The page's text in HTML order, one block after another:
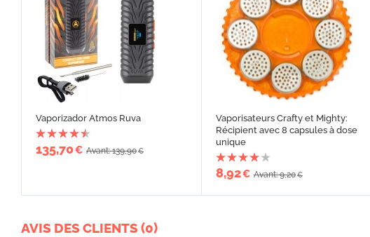
Vaporizador Atmos Ruva
135,70€ Avant: 139,90€
Vaporisateurs Crafty et Mighty:
Récipient avec 8 capsules à dose
unique
8,92€ Avant: 9,20€
AVIS DES CLIENTS (0)